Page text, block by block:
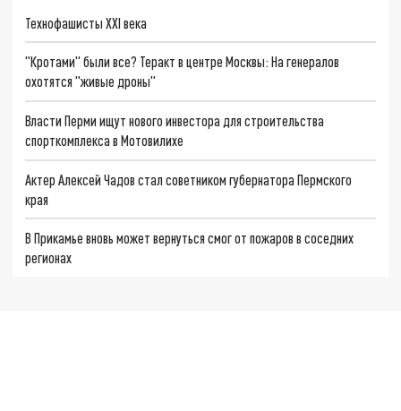
Технофашисты XXI века
"Кротами" были все? Теракт в центре Москвы: На генералов
охотятся "живые дроны"
Власти Перми ищут нового инвестора для строительства
спорткомплекса в Мотовилихе
Актер Алексей Чадов стал советником губернатора Пермского
края
В Прикамье вновь может вернуться смог от пожаров в соседних
регионах